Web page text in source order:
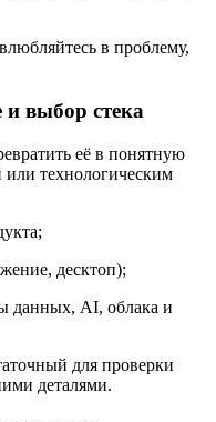
— через интервью с
тесты, опросы или
в проблему,
и выбор стека
её в понятную
данных, AI, облака и